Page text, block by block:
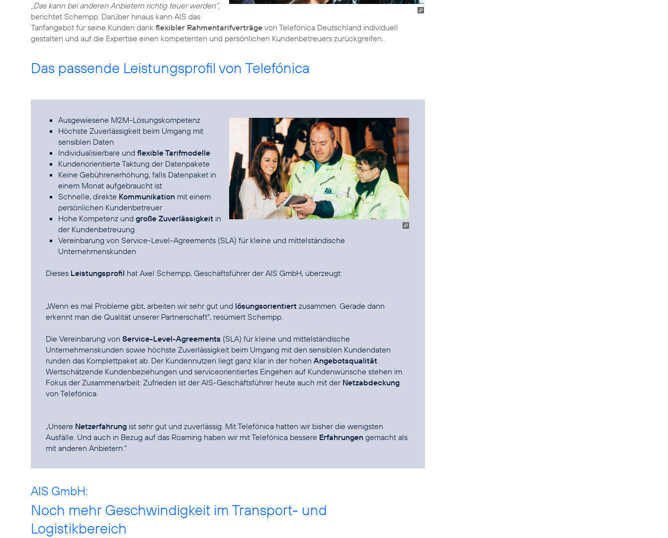
„Das kann bei anderen Anbietern richtig teuer werden“,
berichtet Schempp. Darüber hinaus kann AIS das
Tarifangebot für seine Kunden dank flexibler Rahmentarifverträge von Telefónica Deutschland individuell
gestalten und auf die Expertise einen kompetenten und persönlichen Kundenbetreuers zurückgreifen.
Das passende Leistungsprofil von Telefónica
Ausgewiesene M2M-Lösungskompetenz
Höchste Zuverlässigkeit beim Umgang mit
sensiblen Daten
Individualisierbare und flexible Tarifmodelle
Kundenorientierte Taktung der Datenpakete
Keine Gebührenerhöhung, falls Datenpaket in
einem Monat aufgebraucht ist
Schnelle, direkte Kommunikation mit einem
persönlichen Kundenbetreuer
Hohe Kompetenz und große Zuverlässigkeit in
der Kundenbetreuung
Vereinbarung von Service-Level-Agreements (SLA) für kleine und mittelständische
Unternehmenskunden
Dieses Leistungsprofil hat Axel Schempp, Geschäftsführer der AIS GmbH, überzeugt:
„Wenn es mal Probleme gibt, arbeiten wir sehr gut und lösungsorientiert zusammen. Gerade dann
erkennt man die Qualität unserer Partnerschaft“, resümiert Schempp.
Die Vereinbarung von Service-Level-Agreements (SLA) für kleine und mittelständische
Unternehmenskunden sowie höchste Zuverlässigkeit beim Umgang mit den sensiblen Kundendaten
runden das Komplettpaket ab. Der Kundennutzen liegt ganz klar in der hohen Angebotsqualität.
Wertschätzende Kundenbeziehungen und serviceorientiertes Eingehen auf Kundenwünsche stehen im
Fokus der Zusammenarbeit. Zufrieden ist der AIS-Geschäftsführer heute auch mit der Netzabdeckung
von Telefónica.
„Unsere Netzerfahrung ist sehr gut und zuverlässig. Mit Telefónica hatten wir bisher die wenigsten
Ausfälle. Und auch in Bezug auf das Roaming haben wir mit Telefónica bessere Erfahrungen gemacht als
mit anderen Anbietern.“
AIS GmbH:
Noch mehr Geschwindigkeit im Transport- und
Logistikbereich